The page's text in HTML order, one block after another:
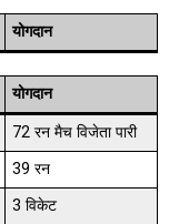
योगदान
योगदान
72 रन मैच विजेता पारी
39 रन
3 विकेट